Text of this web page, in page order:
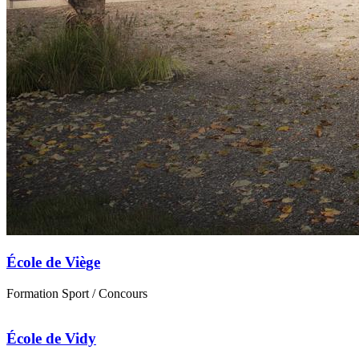
École de Viège
Formation Sport / Concours
École de Vidy